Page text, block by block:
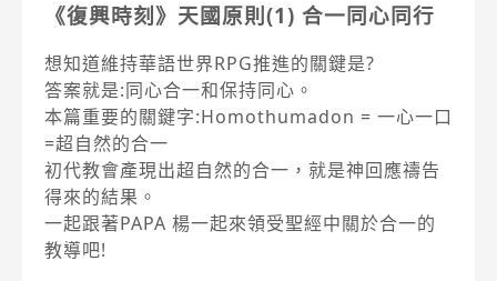
《復興時刻》天國原則(1) 合一同心同行
想知道維持華語世界RPG推進的關鍵是?
答案就是:同心合一和保持同心。
本篇重要的關鍵字:Homothumadon = 一心一口
=超自然的合一
初代教會產現出超自然的合一，就是神回應禱告
得來的結果。
一起跟著PAPA 楊一起來領受聖經中關於合一的
教導吧!